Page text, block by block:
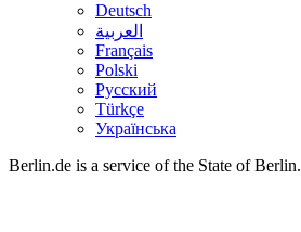
Deutsch
العربية
Français
Polski
Русский
Türkçe
Українська
Berlin.de is a service of the State of Berlin.